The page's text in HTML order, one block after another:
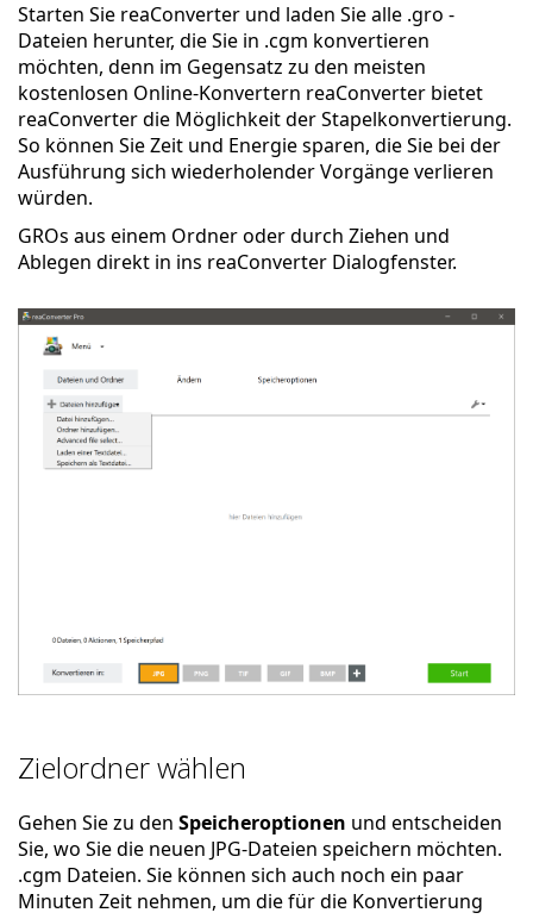
Starten Sie reaConverter und laden Sie alle .gro -
Dateien herunter, die Sie in .cgm konvertieren
möchten, denn im Gegensatz zu den meisten
kostenlosen Online-Konvertern reaConverter bietet
reaConverter die Möglichkeit der Stapelkonvertierung.
So können Sie Zeit und Energie sparen, die Sie bei der
Ausführung sich wiederholender Vorgänge verlieren
würden.
GROs aus einem Ordner oder durch Ziehen und
Ablegen direkt in ins reaConverter Dialogfenster.
Zielordner wählen
Gehen Sie zu den Speicheroptionen und entscheiden
Sie, wo Sie die neuen JPG-Dateien speichern möchten.
.cgm Dateien. Sie können sich auch noch ein paar
Minuten Zeit nehmen, um die für die Konvertierung